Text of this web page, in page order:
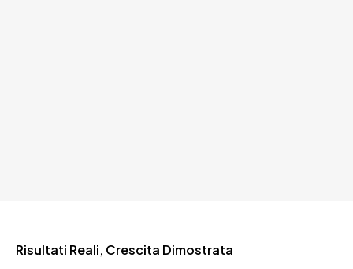
Risultati Reali, Crescita Dimostrata